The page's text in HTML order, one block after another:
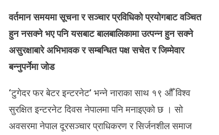
सु
त
ने
व
वर्तमान समयमा सूचना र सञ्चार प्रविधिको प्रयोगबाट वञ्चित
हुन नसक्ने भए पनि यसबाट बालबालिकामा उत्पन्न हुन सक्ने
असुरक्षाबारे अभिभावक र सम्बन्धित पक्ष सचेत र जिम्मेवार
बन्नुपर्नेमा जोड
‘टुगेदर फर बेटर इन्टरनेट’ भन्ने नाराका साथ १९ औँ विश्व
सुरक्षित इन्टरनेट दिवस नेपालमा पनि मनाइएको छ । सो
अवसरमा नेपाल दूरसञ्चार प्राधिकरण र सिर्जनशील समाज